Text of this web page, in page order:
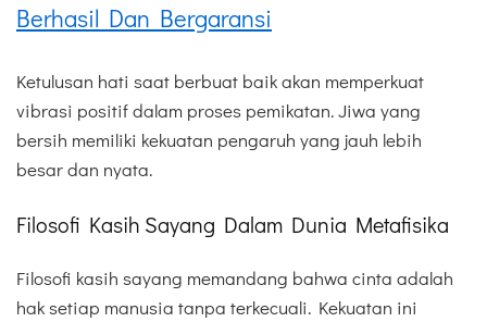
Berhasil Dan Bergaransi
Ketulusan hati saat berbuat baik akan memperkuat
vibrasi positif dalam proses pemikatan. Jiwa yang
bersih memiliki kekuatan pengaruh yang jauh lebih
besar dan nyata.
Filosofi Kasih Sayang Dalam Dunia Metafisika
Filosofi kasih sayang memandang bahwa cinta adalah
hak setiap manusia tanpa terkecuali. Kekuatan ini